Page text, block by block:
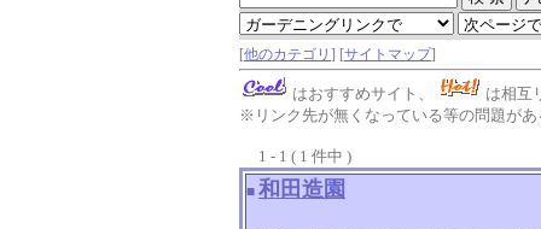
[他のカテゴリ ] [サイトマップ]
はおすすめサイト、
は相互
※リンク先が無くなっている等の問題が
1 - 1 ( 1 件中 )
■ 和田造園